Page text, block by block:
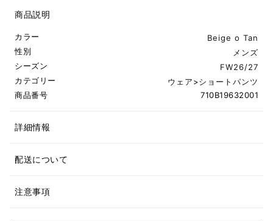
商品説明
カラー
Beige o Tan
性別
メンズ
シーズン
FW26/27
カテゴリー
ウェア>ショートパンツ
商品番号
710B19632001
詳細情報
配送について
注意事項